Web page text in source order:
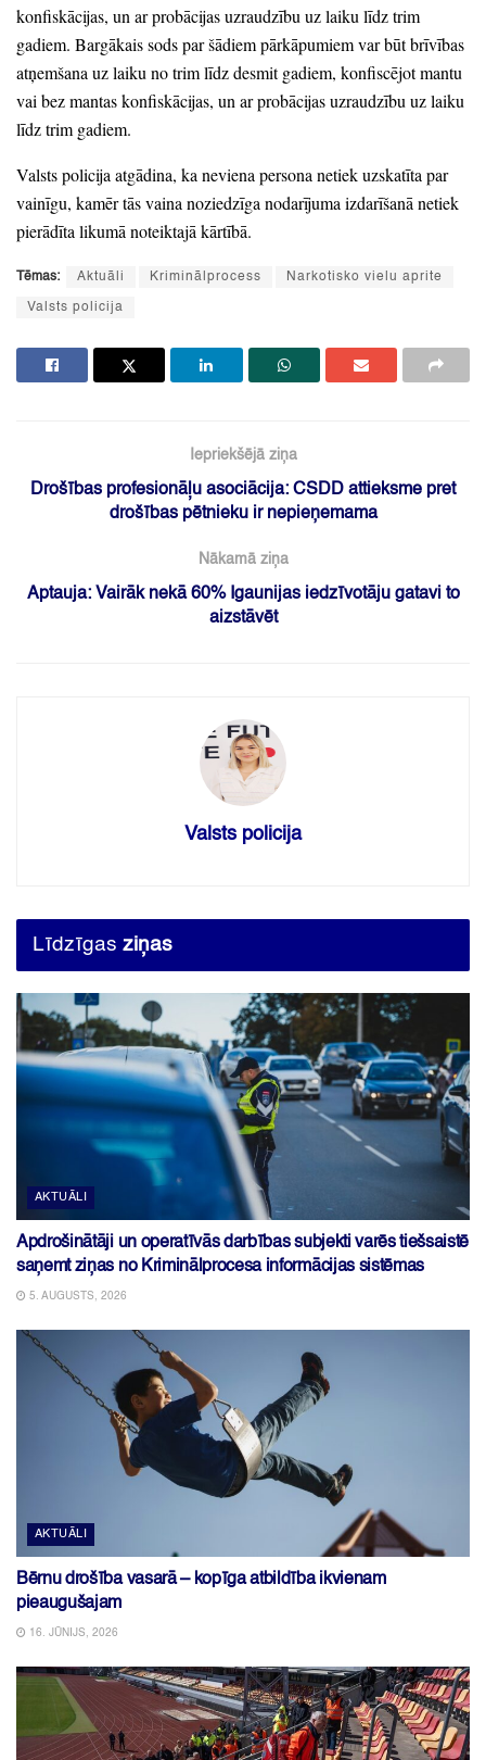
konfiskācijas, un ar probācijas uzraudzību uz laiku līdz trim
gadiem. Bargākais sods par šādiem pārkāpumiem var būt brīvības
atņemšana uz laiku no trim līdz desmit gadiem, konfiscējot mantu
vai bez mantas konfiskācijas, un ar probācijas uzraudzību uz laiku
līdz trim gadiem.
Valsts policija atgādina, ka neviena persona netiek uzskatīta par
vainīgu, kamēr tās vaina noziedzīga nodarījuma izdarīšanā netiek
pierādīta likumā noteiktajā kārtībā.
Tēmas: Aktuāli Kriminālprocess Narkotisko vielu aprite
Valsts policija
Iepriekšējā ziņa
Drošības profesionāļu asociācija: CSDD attieksme pret
drošības pētnieku ir nepieņemama
Nākamā ziņa
Aptauja: Vairāk nekā 60% Igaunijas iedzīvotāju gatavi to
aizstāvēt
Valsts policija
Līdzīgas ziņas
AKTUĀLI
Apdrošinātāji un operatīvās darbības subjekti varēs tiešsaistē
saņemt ziņas no Kriminālprocesa informācijas sistēmas
5. AUGUSTS, 2026
AKTUĀLI
Bērnu drošība vasarā – kopīga atbildība ikvienam
pieaugušajam
16. JŪNIJS, 2026